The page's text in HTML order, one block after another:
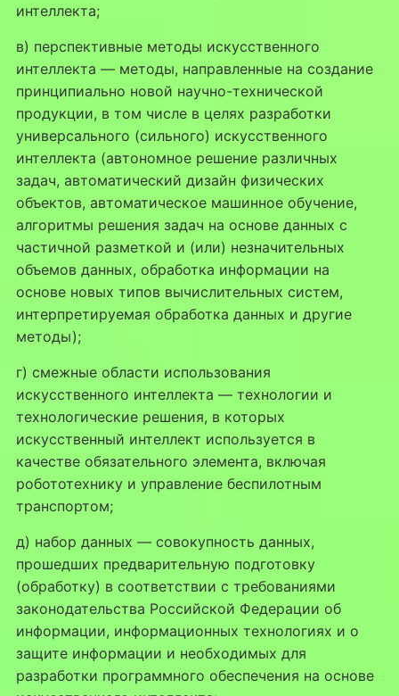
интеллекта;
в) перспективные методы искусственного
интеллекта — методы, направленные на создание
принципиально новой научно-технической
продукции, в том числе в целях разработки
универсального (сильного) искусственного
интеллекта (автономное решение различных
задач, автоматический дизайн физических
объектов, автоматическое машинное обучение,
алгоритмы решения задач на основе данных с
частичной разметкой и (или) незначительных
объемов данных, обработка информации на
основе новых типов вычислительных систем,
интерпретируемая обработка данных и другие
методы);
г) смежные области использования
искусственного интеллекта — технологии и
технологические решения, в которых
искусственный интеллект используется в
качестве обязательного элемента, включая
робототехнику и управление беспилотным
транспортом;
д) набор данных — совокупность данных,
прошедших предварительную подготовку
(обработку) в соответствии с требованиями
законодательства Российской Федерации об
информации, информационных технологиях и о
защите информации и необходимых для
разработки программного обеспечения на основе